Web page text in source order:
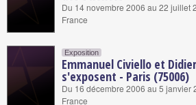
Du 14 novembre 2006 au 22 juillet
France
Exposition
Emmanuel Civiello et
s'exposent - Paris (75006)
Du 16 décembre 2006 au 5 janvier
France